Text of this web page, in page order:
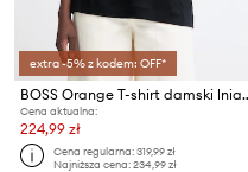
extra -5% z kodem: OFF*
BOSS Orange
Cena aktualna:
224,99 zł
Cena regularna:319,99 zł
Najniższa cena:234,99 zł